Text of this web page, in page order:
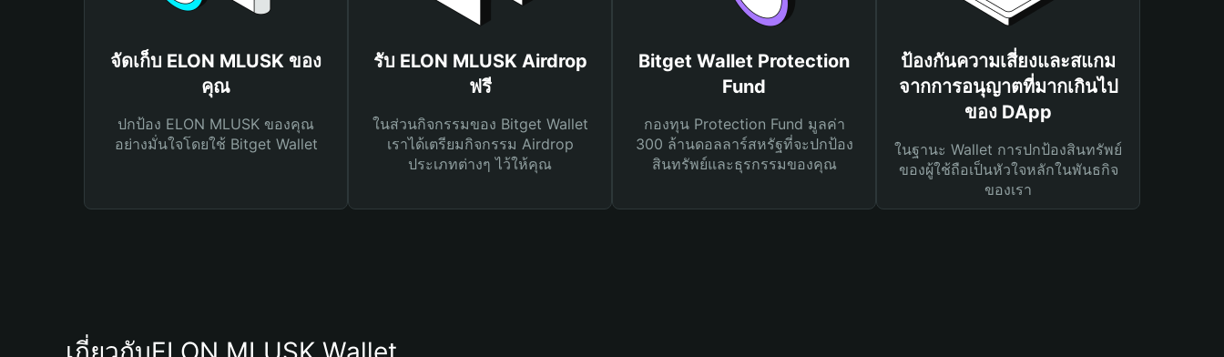
จัดเก็บ ELON MLUSK ของ
คุณ
ปกป้อง ELON MLUSK ของคุณ
อย่างมั่นใจโดยใช้ Bitget Wallet
รับ ELON MLUSK Airdrop
ฟรี
ในส่วนกิจกรรมของ Bitget Wallet
เราได้เตรียมกิจกรรม Airdrop
ประเภทต่างๆ ไว้ให้คุณ
Bitget Wallet Protection
Fund
กองทุน Protection Fund มูลค่า
300 ล้านดอลลาร์สหรัฐที่จะปกป้อง
สินทรัพย์และธุรกรรมของคุณ
ป้องกันความเสี่ยงและสแกม
จากการอนุญาตที่มากเกินไป
ของ DApp
ในฐานะ Wallet การปกป้องสินทรัพย์
ของผู้ใช้ถือเป็นหัวใจหลักในพันธกิจ
ของเรา